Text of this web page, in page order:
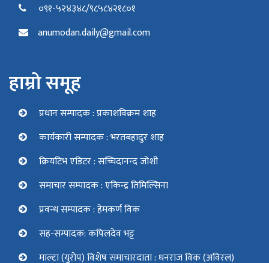
०९१-५२४३४८/९८५८४२१८०१
anumodan.daily@gmail.com
हाम्रो समूह
प्रधान सम्पादक : प्रकाशविक्रम शाह
कार्यकारी सम्पादक : भरतबहादुर शाह
क्रियटिभ एडिटर : सच्चिदानन्द जोशी
समाचार सम्पादक : एकिन्द्र तिमिल्सिना
प्रवन्ध सम्पादक : हेमकर्ण विक
सह-सम्पादक: कपिलदेव भट्ट
माल्टा (युरोप) विशेष समाचारदाता : धनराज विक (अविरल)